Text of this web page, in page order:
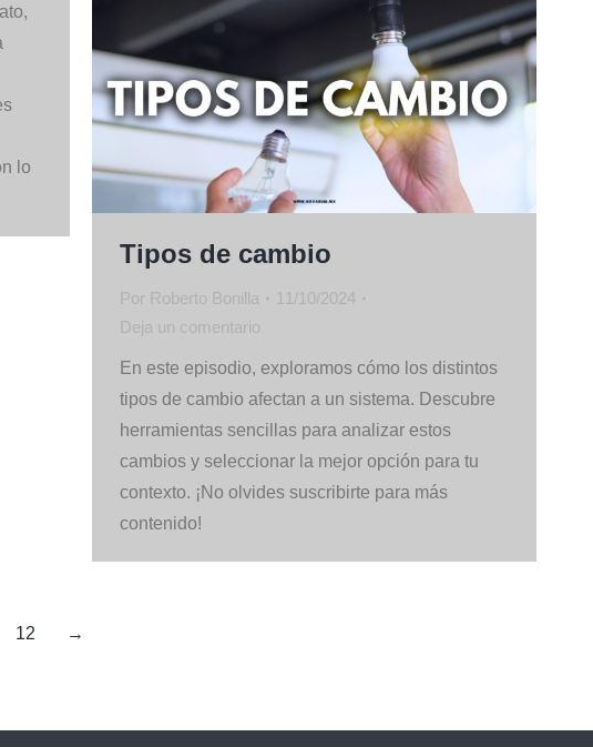
lo
Tipos de cambio
Por Roberto Bonilla
11/10/2024
Deja un comentario
En este episodio, exploramos cómo los distintos
tipos de cambio afectan a un sistema. Descubre
herramientas sencillas para analizar estos
cambios y seleccionar la mejor opción para tu
contexto. ¡No olvides suscribirte para más
contenido!
12 →